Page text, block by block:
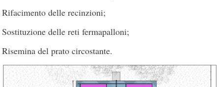
Rifacimento delle recinzioni;
Sostituzione delle reti fermapalloni;
Risemina del prato circostante.